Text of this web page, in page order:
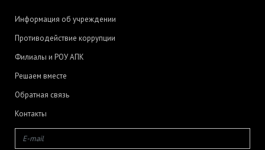
Информация об учреждении
Противодействие коррупции
Филиалы и РОУ АПК
Решаем вместе
Обратная связь
Контакты